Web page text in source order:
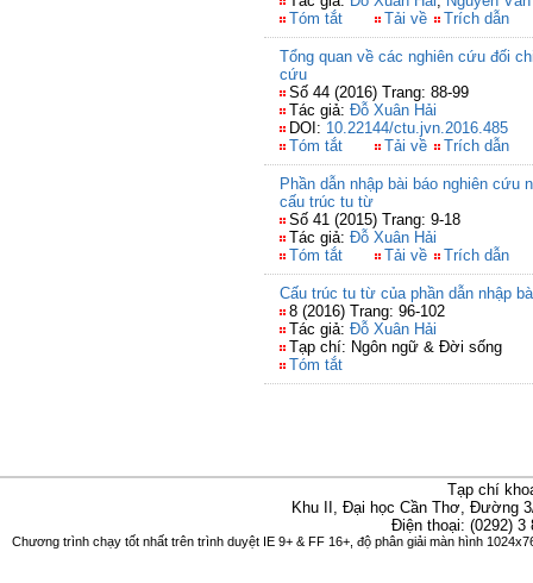
Tóm tắt
Tải về Trích dẫn
Tổng quan về các nghiên cứu đối
cứu
Số 44 (2016) Trang: 88-99
Tác giả: Đỗ Xuân Hải
DOI: 10.22144/ctu.jvn.2016.485
Tóm tắt
Tải về Trích dẫn
Phần dẫn nhập bài báo nghiên cứu
cấu trúc tu từ
Số 41 (2015) Trang: 9-18
Tác giả: Đỗ Xuân Hải
Tóm tắt
Tải về Trích dẫn
Cấu trúc tu từ của phần dẫn nhập
8 (2016) Trang: 96-102
Tác giả: Đỗ Xuân Hải
Tạp chí: Ngôn ngữ & Đời sống
Tóm tắt
Tạp chí
Khu II, Đại học Cần Thơ, Đường
Điện thoại: (0292)
Chương trình chạy tốt nhất trên trình duyệt IE 9+ & FF 16+, độ phân giải màn hình